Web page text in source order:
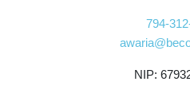
794-
NIP: